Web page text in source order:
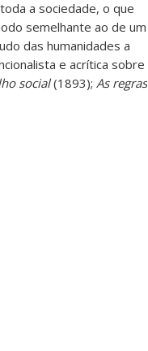
a sociedade, o que
semelhante ao de um
das humanidades a
e acrítica sobre
social(1893); As regras